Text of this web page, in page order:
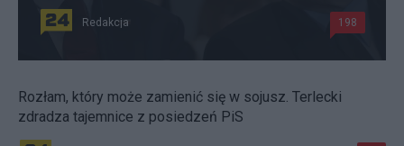
Redakcja 198
Rozłam, który może zamienić się w sojusz. Terlecki
zdradza tajemnice z posiedzeń PiS